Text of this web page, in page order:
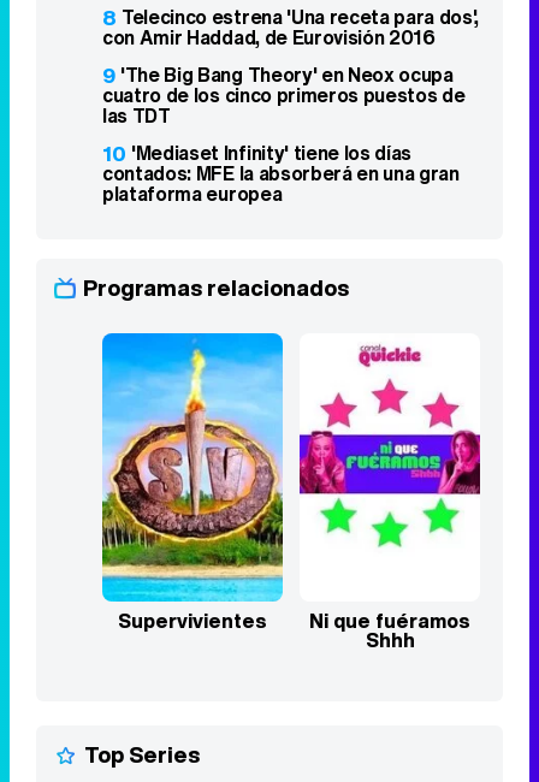
8 Telecinco estrena 'Una receta para dos',
con Amir Haddad, de Eurovisión 2016
9 'The Big Bang Theory' en Neox ocupa
cuatro de los cinco primeros puestos de
las TDT
10 'Mediaset Infinity' tiene los días
contados: MFE la absorberá en una gran
plataforma europea
Programas relacionados
Supervivientes Ni que fuéramos
Shhh
Top Series